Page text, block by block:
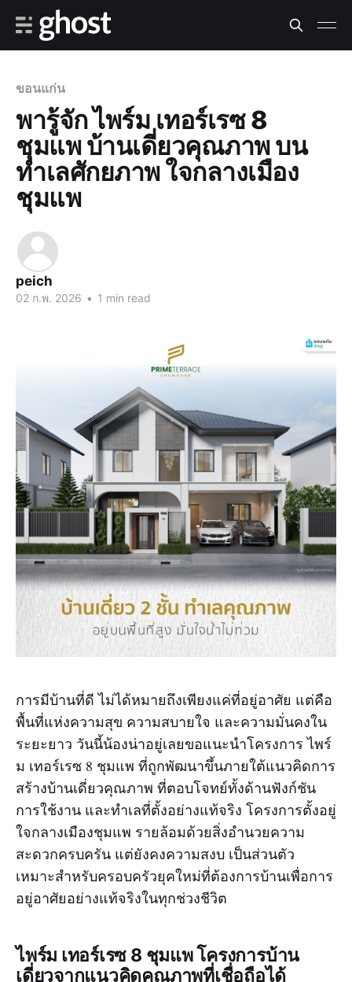
ขอนแก่น
พารู้จัก ไพร์ม เทอร์เรซ 8
ชุมแพ บ้านเดี่ยวคุณภาพ บน
ทำเลศักยภาพ ใจกลางเมือง
ชุมแพ
peich
02 ก.พ. 2026 • 1 min read
การมีบ้านที่ดี ไม่ได้หมายถึงเพียงแค่ที่อยู่อาศัย แต่คือ
พื้นที่แห่งความสุข ความสบายใจ และความมั่นคงใน
ระยะยาว วันนี้น้องน่าอยู่เลยขอแนะนำโครงการ ไพร์
ม เทอร์เรซ 8 ชุมแพ ที่ถูกพัฒนาขึ้นภายใต้แนวคิดการ
สร้างบ้านเดี่ยวคุณภาพ ที่ตอบโจทย์ทั้งด้านฟังก์ชัน
การใช้งาน และทำเลที่ตั้งอย่างแท้จริง โครงการตั้งอยู่
ใจกลางเมืองชุมแพ รายล้อมด้วยสิ่งอำนวยความ
สะดวกครบครัน แต่ยังคงความสงบ เป็นส่วนตัว
เหมาะสำหรับครอบครัวยุคใหม่ที่ต้องการบ้านเพื่อการ
อยู่อาศัยอย่างแท้จริงในทุกช่วงชีวิต
ไพร์ม เทอร์เรซ 8 ชุมแพ โครงการบ้าน
เดี่ยวจากแนวคิดคุณภาพที่เชื่อถือได้